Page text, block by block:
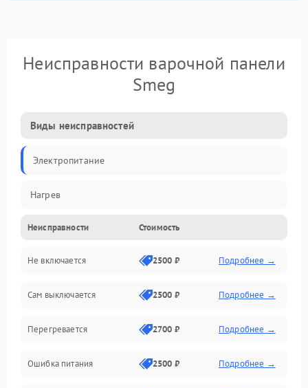
Неисправности варочной панели
Smeg
Виды неисправностей
Электропитание
Нагрев
Неисправности Стоимость
Не включается 2500 ₽ Подробнее →
Сам выключается 2500 ₽ Подробнее →
Перегревается 2700 ₽ Подробнее →
Ошибка питания 2500 ₽ Подробнее →